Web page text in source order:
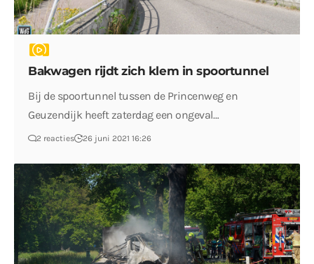
Bakwagen rijdt zich klem in spoortunnel
Bij de spoortunnel tussen de Princenweg en
Geuzendijk heeft zaterdag een ongeval…
2 reacties 26 juni 2021 16:26